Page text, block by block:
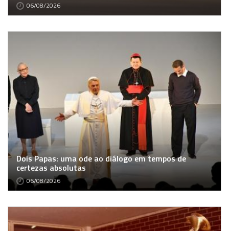
06/08/2026
Dois Papas: uma ode ao diálogo em tempos de
certezas absolutas
06/08/2026